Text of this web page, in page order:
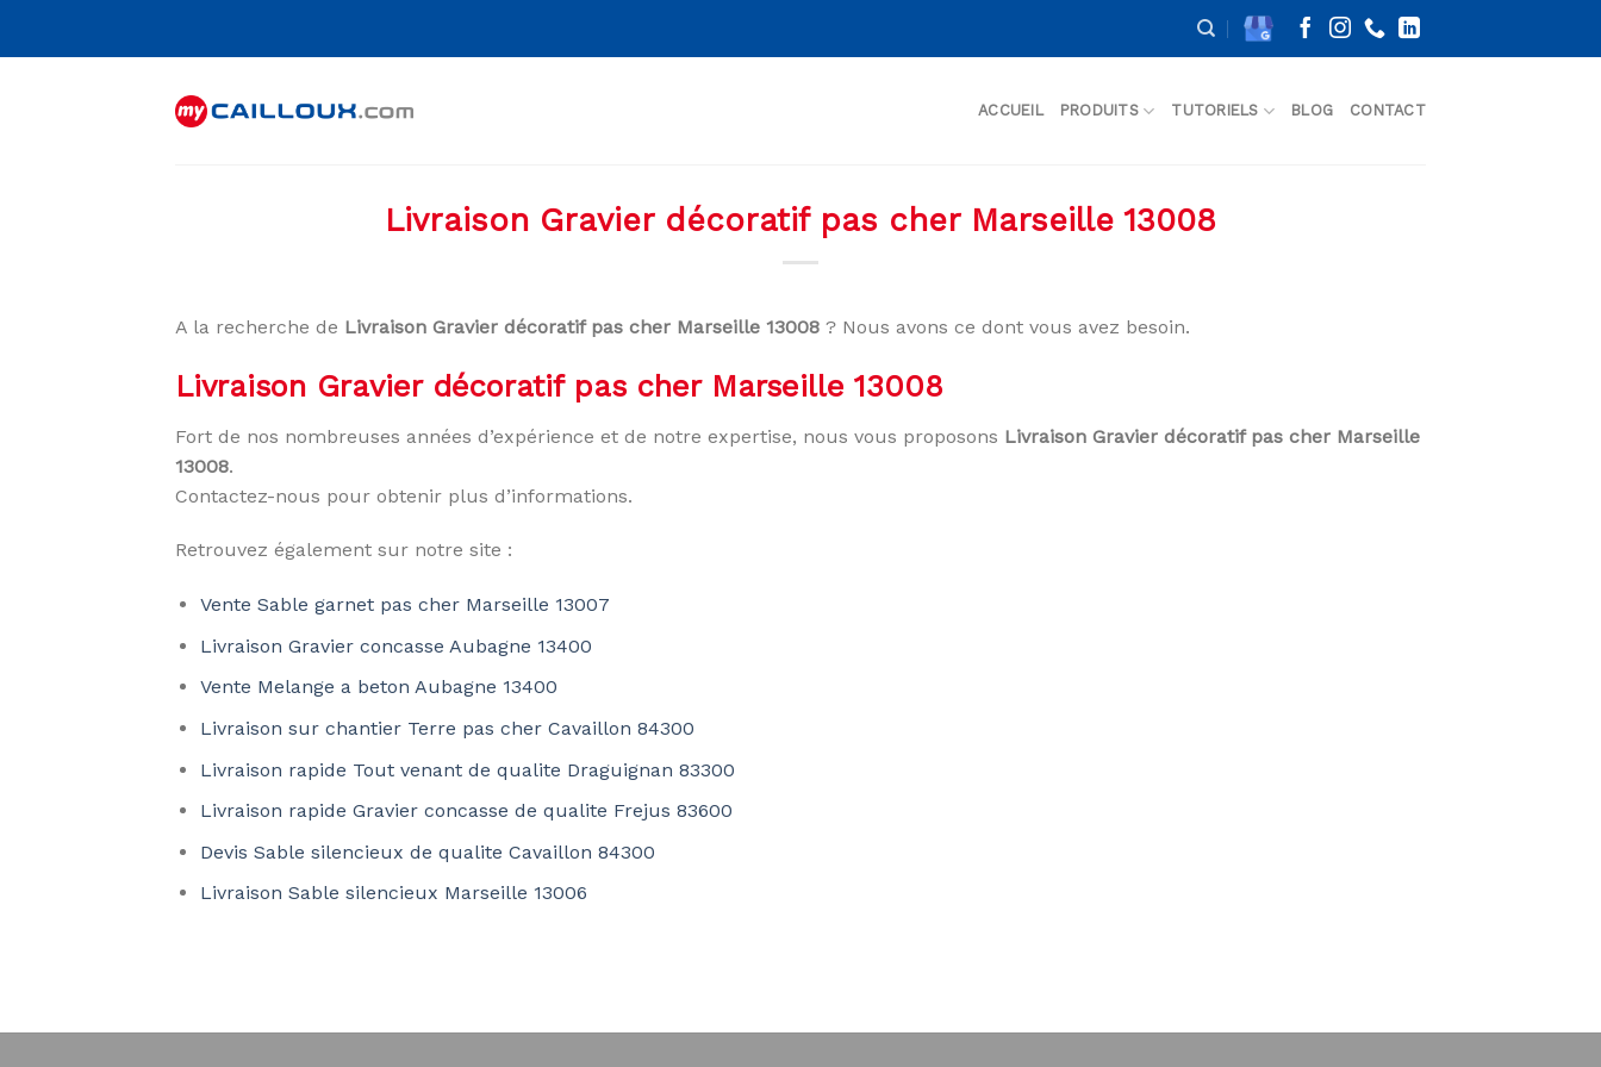
ACCUEIL PRODUITS TUTORIELS BLOG CONTACT
Livraison Gravier décoratif pas cher Marseille 13008
A la recherche de Livraison Gravier décoratif pas cher Marseille 13008 ? Nous avons ce dont vous avez besoin.
Livraison Gravier décoratif pas cher Marseille 13008
Fort de nos nombreuses années d’expérience et de notre expertise, nous vous proposons Livraison Gravier décoratif pas cher Marseille
13008.
Contactez-nous pour obtenir plus d’informations.
Retrouvez également sur notre site :
Vente Sable garnet pas cher Marseille 13007
Livraison Gravier concasse Aubagne 13400
Vente Melange a beton Aubagne 13400
Livraison sur chantier Terre pas cher Cavaillon 84300
Livraison rapide Tout venant de qualite Draguignan 83300
Livraison rapide Gravier concasse de qualite Frejus 83600
Devis Sable silencieux de qualite Cavaillon 84300
Livraison Sable silencieux Marseille 13006